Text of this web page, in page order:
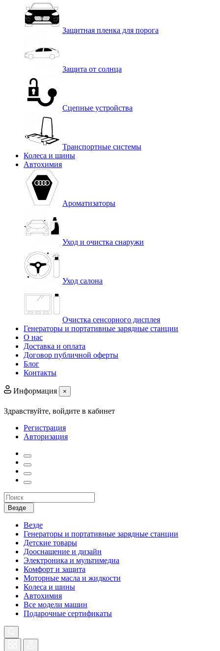
Защитная пленка для порога
Защита от солнца
Сцепные устройства
Транспортные системы
Колеса и шины
Автохимия
Ароматизаторы
Уход и очистка снаружи
Уход салона
Очистка сенсорного дисплея
Генераторы и портативные зарядные станции
О нас
Доставка и оплата
Договор публичной оферты
Блог
Контакты
Информация ×
Здравствуйте, войдите в кабинет
Регистрация
Авторизация
Везде
Везде
Генераторы и портативные зарядные станции
Детские товары
Дооснащение и дизайн
Электроника и мультимедиа
Комфорт и защита
Моторные масла и жидкости
Колеса и шины
Автохимия
Все модели машин
Подарочные сертификаты